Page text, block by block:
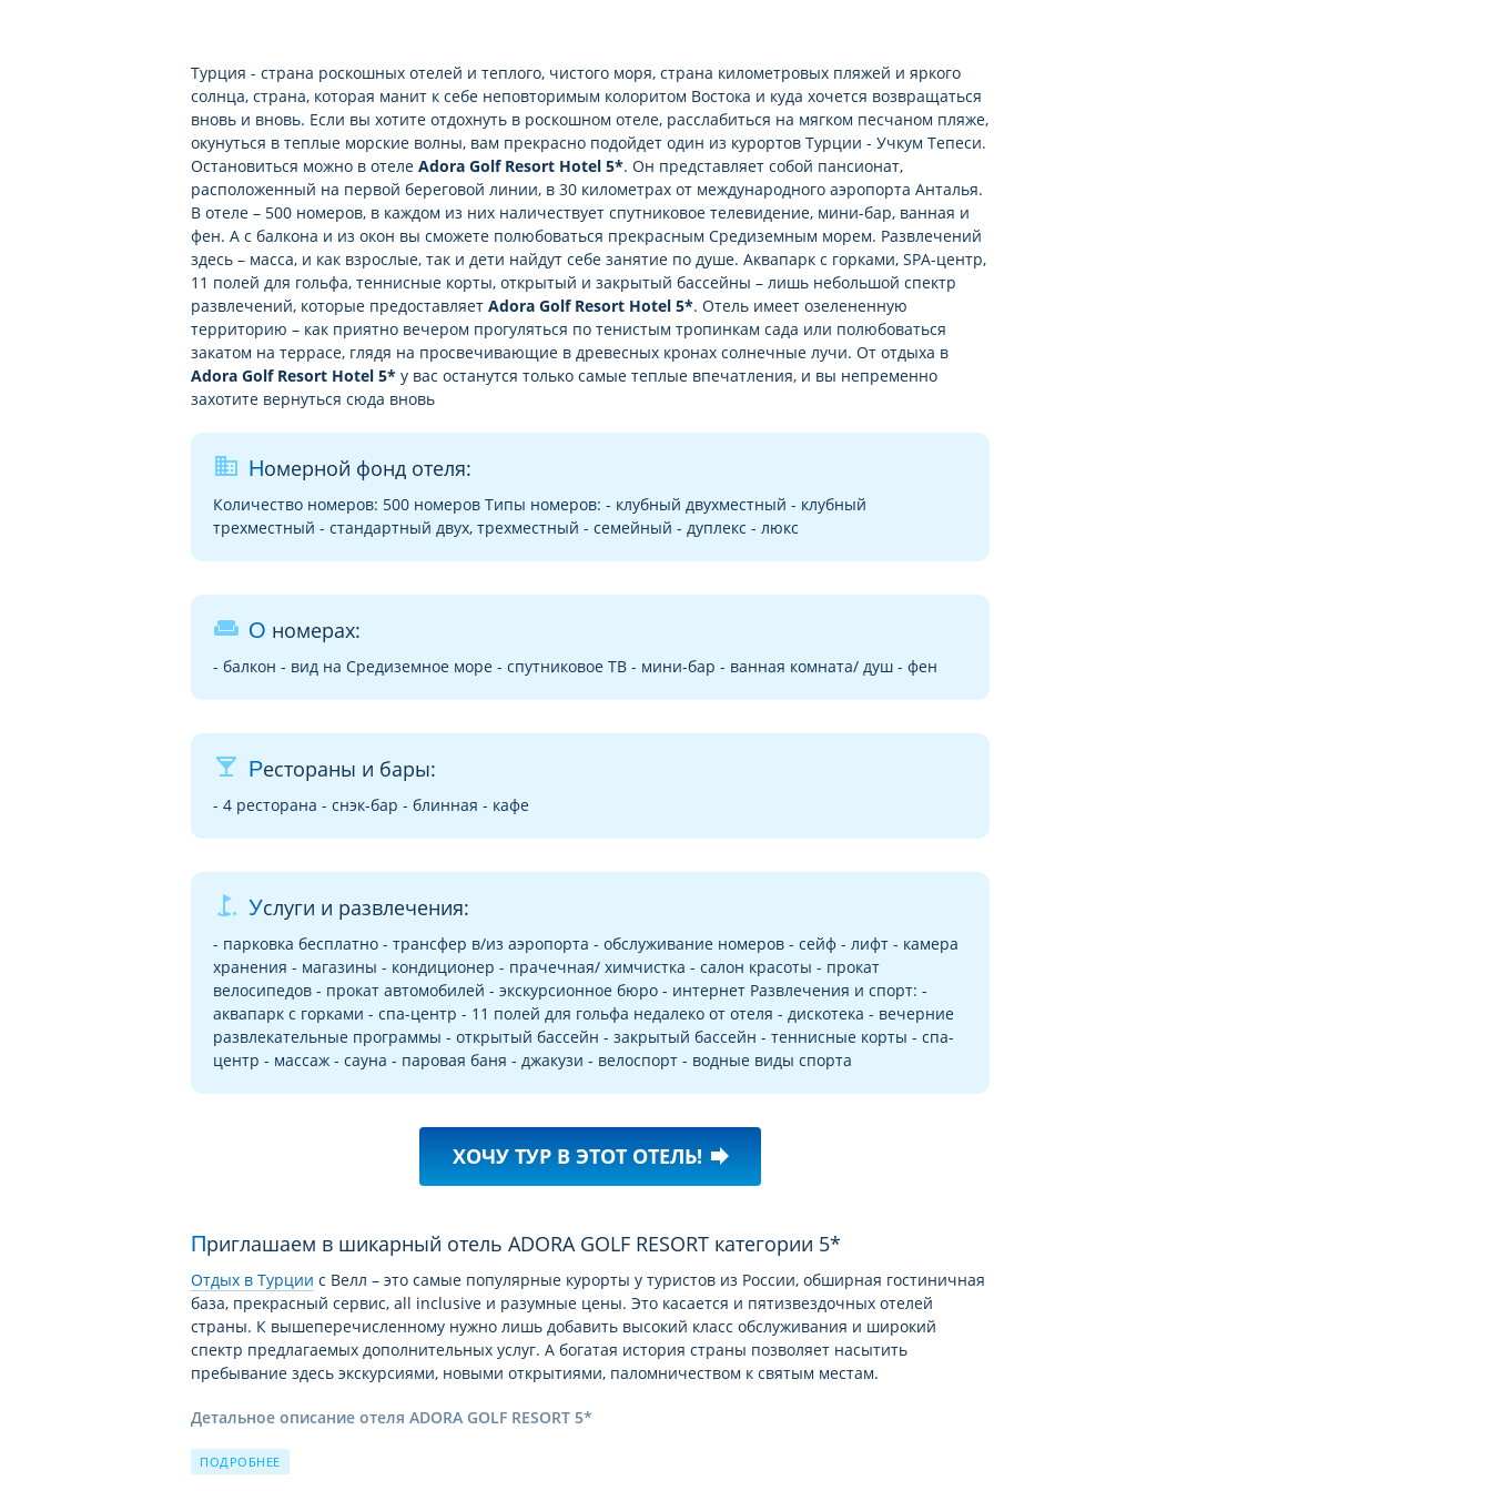
футбол (4 поля: 105х68)
бочче бесплатно
живая музыка бесплатно (в
определенные дни)
анимация бесплатно
теннисный корт бесплатно (12 кортов: 8
с кварцевым, 4 с грунтовым покрытием)
мини-футбол бесплатно (на пляже)
Турция - страна роскошных отелей и теплого, чистого моря, страна километровых пляжей и яркого
солнца, страна, которая манит к себе неповторимым колоритом Востока и куда хочется возвращаться
вновь и вновь. Если вы хотите отдохнуть в роскошном отеле, расслабиться на мягком песчаном пляже,
окунуться в теплые морские волны, вам прекрасно подойдет один из курортов Турции - Учкум Тепеси.
Остановиться можно в отеле Adora Golf Resort Hotel 5*. Он представляет собой пансионат,
расположенный на первой береговой линии, в 30 километрах от международного аэропорта Анталья.
В отеле – 500 номеров, в каждом из них наличествует спутниковое телевидение, мини-бар, ванная и
фен. А с балкона и из окон вы сможете полюбоваться прекрасным Средиземным морем. Развлечений
здесь – масса, и как взрослые, так и дети найдут себе занятие по душе. Аквапарк с горками, SPA-центр,
11 полей для гольфа, теннисные корты, открытый и закрытый бассейны – лишь небольшой спектр
развлечений, которые предоставляет Adora Golf Resort Hotel 5*. Отель имеет озелененную
территорию – как приятно вечером прогуляться по тенистым тропинкам сада или полюбоваться
закатом на террасе, глядя на просвечивающие в древесных кронах солнечные лучи. От отдыха в
Adora Golf Resort Hotel 5* у вас останутся только самые теплые впечатления, и вы непременно
захотите вернуться сюда вновь
business Номерной фонд отеля:
Количество номеров: 500 номеров Типы номеров: - клубный двухместный - клубный
трехместный - стандартный двух, трехместный - семейный - дуплекс - люкс
weekend О номерах:
- балкон - вид на Средиземное море - спутниковое ТВ - мини-бар - ванная комната/ душ - фен
local_bar Рестораны и бары:
- 4 ресторана - снэк-бар - блинная - кафе
golf_course Услуги и развлечения:
- парковка бесплатно - трансфер в/из аэропорта - обслуживание номеров - сейф - лифт - камера
хранения - магазины - кондиционер - прачечная/ химчистка - салон красоты - прокат
велосипедов - прокат автомобилей - экскурсионное бюро - интернет Развлечения и спорт: -
аквапарк с горками - спа-центр - 11 полей для гольфа недалеко от отеля - дискотека - вечерние
развлекательные программы - открытый бассейн - закрытый бассейн - теннисные корты - спа-
центр - массаж - сауна - паровая баня - джакузи - велоспорт - водные виды спорта
ХОЧУ ТУР В ЭТОТ ОТЕЛЬ! forward
Приглашаем в шикарный отель ADORA GOLF RESORT категории 5*
Отдых в Турции c Велл – это самые популярные курорты у туристов из России, обширная гостиничная
база, прекрасный сервис, all inclusive и разумные цены. Это касается и пятизвездочных отелей
страны. К вышеперечисленному нужно лишь добавить высокий класс обслуживания и широкий
спектр предлагаемых дополнительных услуг. А богатая история страны позволяет насытить
пребывание здесь экскурсиями, новыми открытиями, паломничеством к святым местам.
Детальное описание отеля ADORA GOLF RESORT 5*
Позвольте познакомить Вас с подробным
распахнувшего двери на одном из самых популярных курортов Турции. На подробных и
ПОДРОБНЕЕ